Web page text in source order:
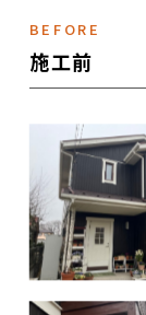
BEFORE
施工前